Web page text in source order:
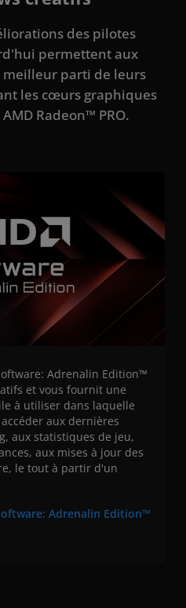
des pilotes
permettent aux
parti de leurs
les cœurs graphiques
Radeon™ PRO.
Adrenalin Edition™
et vous fournit une
à utiliser dans laquelle
aux dernières
aux statistiques de jeu,
aux mises à jour des
le tout à partir d'un
Adrenalin Edition™